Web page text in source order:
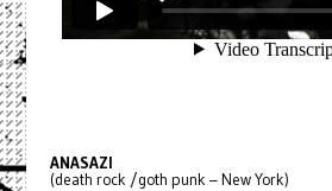
ANASAZI
(death rock /goth punk – New York)